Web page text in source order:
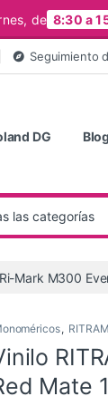
de 8:30 a
Seguimiento
DG Blog
Mark M300
,
Mate